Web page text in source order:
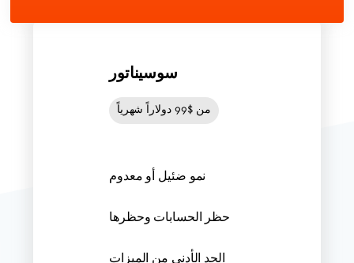
سوسيناتور
من $99 دولاراً شهرياً
نمو ضئيل أو معدوم
حظر الحسابات وحظرها
الحد الأدنى من الميزات